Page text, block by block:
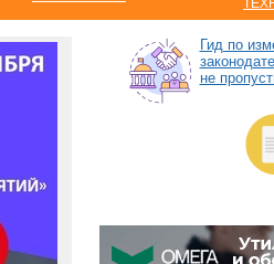
Гид по
не